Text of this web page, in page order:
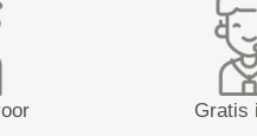
Gratis